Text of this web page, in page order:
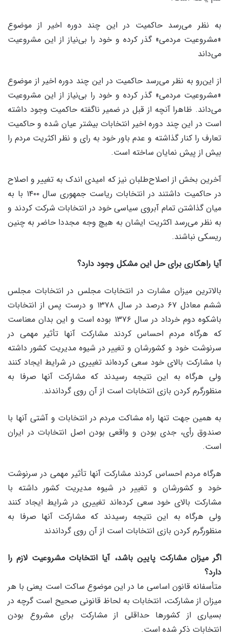
به نظر می‌رسد حاکمیت در این چند دوره اخیر از موضوع
«مشروعیت مردمی» گذر کرده و خود را بی‌نیاز از این مشروعیت
می‌داند
از این‌رو به نظر می‌رسد حاکمیت در این چند دوره اخیر از موضوع
«مشروعیت مردمی» گذر کرده و خود را بی‌نیاز از این مشروعیت
می‌داند. ظاهرا آنچه از قبل در ضمیر ناگفته حاکمیت وجود داشته
است در این چند دوره اخیر انتخابات بیشتر عیان شده و حاکمیت
تعارف را کنار گذاشته و عدم باور خود به رای و نظر اکثریت مردم را
بیش از پیش نمایان ساخته است.
آخرین بخش از اصلاح‌طلبان نیز که امیدی اندک به تغییر و اصلاح
در حاکمیت داشتند در انتخابات ریاست جمهوری سال ۱۴۰۰ با به
میان گذاشتن تمام آبروی سیاسی خود در انتخابات شرکت کردند و
به نظر می‌رسد اکثریت ایشان به هیچ وجه مجددا حاضر به چنین
ریسکی نباشند.
آیا راهکاری برای حل این مشکل وجود دارد؟
بالاترین میزان مشارت در انتخابات مجلس در انتخابات مجلس
ششم معادل ۶۷ درصد در سال ۱۳۷۸ و درست پس از انتخابات
باشکوه دوم خرداد در سال ۱۳۷۶ بوده است و این بدان معناست
که هرگاه مردم احساس کردند مشارکت آنها تأثیر مهمی در
سرنوشت خود و کشورشان و تغییر در شیوه مدیریت کشور داشته
با مشارکت بالای خود سعی کرده‌اند تغییری در شرایط ایجاد کنند
ولی هرگاه به این نتیجه رسیدند که مشارکت آنها صرفا به
منظورگرم کردن بازی انتخابات است از آن روی گرداندند.
به همین جهت تنها راه مشاکت مردم در انتخابات و آشتی آنها با
صندوق رأی، جدی بودن و واقعی بودن اصل انتخابات در ایران
است.
هرگاه مردم احساس کردند مشارکت آنها تأثیر مهمی در سرنوشت
خود و کشورشان و تغییر در شیوه مدیریت کشور داشته با
مشارکت بالای خود سعی کرده‌اند تغییری در شرایط ایجاد کنند
ولی هرگاه به این نتیجه رسیدند که مشارکت آنها صرفا به
منظورگرم کردن بازی انتخابات است از آن روی گرداندند
اگر میزان مشارکت پایین باشد، آیا انتخابات مشروعیت لازم را
دارد؟
متأسفانه قانون اساسی ما در این موضوع ساکت است یعنی با هر
میزان از مشارکت، انتخابات به لحاظ قانونی صحیح است گرچه در
بسیاری از کشورها حداقلی از مشارکت برای مشروع بودن
انتخابات ذکر شده است.